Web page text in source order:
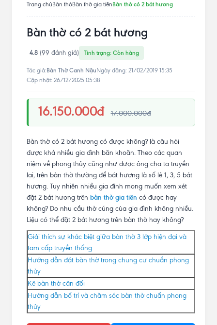
Trang chủ Bàn thờBàn thờ gia tiênBàn thờ có 2 bát hương
Bàn thờ có 2 bát hương
4.8 (99 đánh giá) Tình trạng: Còn hàng
Tác giả:Bàn Thờ Canh Nậu Ngày đăng: 21/02/2019 15:35
Cập nhật: 26/12/2025 05:38
16.150.000đ 17.000.000đ
Bàn thờ có 2 bát hương có được không? là câu hỏi
được khá nhiều gia đình băn khoăn. Theo các quan
niệm về phong thủy cũng như được ông cha ta truyền
lại, trên bàn thờ thường để bát hương là số lẻ 1, 3, 5 bát
hương. Tuy nhiên nhiều gia đình mong muốn xem xét
đặt 2 bát hương trên bàn thờ gia tiên có được hay
không? Do nhu cầu thờ cúng của gia đình không nhiều.
Liệu có thể đặt 2 bát hương trên bàn thờ hay không?
Giải thích sự khác biệt giữa bàn thờ 3 lớp hiện đại và
tam cấp truyền thống
Hướng dẫn đặt bàn thờ trong chung cư chuẩn phong
thủy
Kê bàn thờ cân đối
Hướng dẫn bố trí và chăm sóc bàn thờ chuẩn phong
thủy